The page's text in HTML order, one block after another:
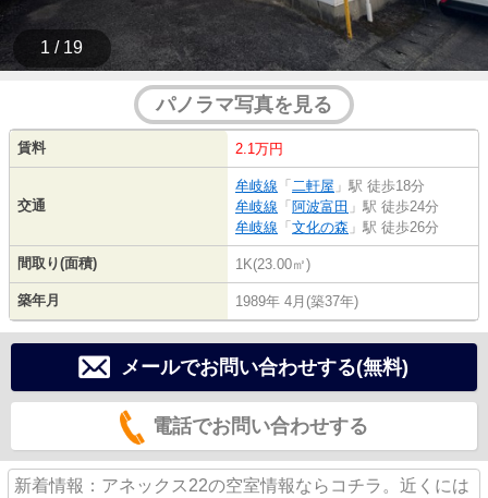
1 / 19
パノラマ写真を見る
賃料 2.1万円
交通
牟岐線 「 二軒屋 」駅 徒歩18分
牟岐線 「 阿波富田 」駅 徒歩24分
牟岐線 「 文化の森 」駅 徒歩26分
間取り(面積) 1K(23.00㎡)
築年月 1989年 4月(築37年)
メールでお問い合わせする(無料)
電話でお問い合わせする
新着情報：アネックス22の空室情報ならコチラ。近くには